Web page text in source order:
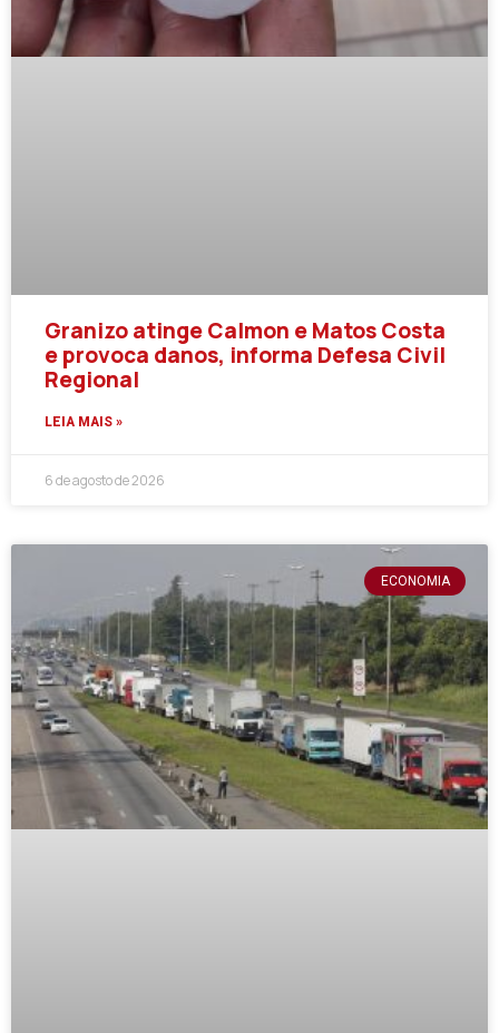
Granizo atinge Calmon e Matos Costa
e provoca danos, informa Defesa Civil
Regional
LEIA MAIS »
6 de agosto de 2026
ECONOMIA